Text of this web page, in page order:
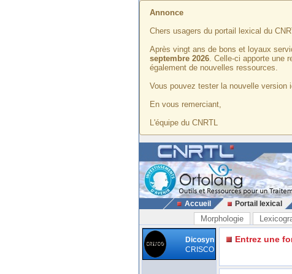
Annonce
Chers usagers du portail lexical du
Après vingt ans de bons et loyaux
septembre 2026. Celle-ci apporte une
également de nouvelles ressources.
Vous pouvez tester la nouvelle version
En vous remerciant,
L'équipe du CNRTL
Accueil Portail lexical
Morphologie
Dicosyn
CRISCO
Entrez une